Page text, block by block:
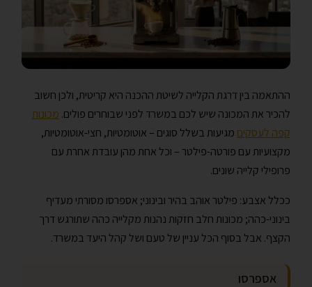
ההתאמה בין דרגת הקלייה לשיטת ההכנה היא קריטית, ולכן חשוב
להכיר את המכונה שיש לכם במשרד לפני שבוחרים פולים. מכונות
קפה לעסקים מגיעות בשלל סוגים – אוטומטיות, חצי-אוטומטיות,
מקצועיות עם פורטה-פילטר – וכל אחת מהן עובדת אחרת עם
פרופילי קלייה שונים.
ככלל אצבע: פילטר אוהב בהיר ובינוני; אספרסו מסורתי מעדיף
בינוני-כהה; מכונות חלב חזקות נהנות מקלייה כהה שתורגש דרך
הקצף. אבל בסוף הכל עניין של טעם ושל קהל היעד במשרד.
אספרסו